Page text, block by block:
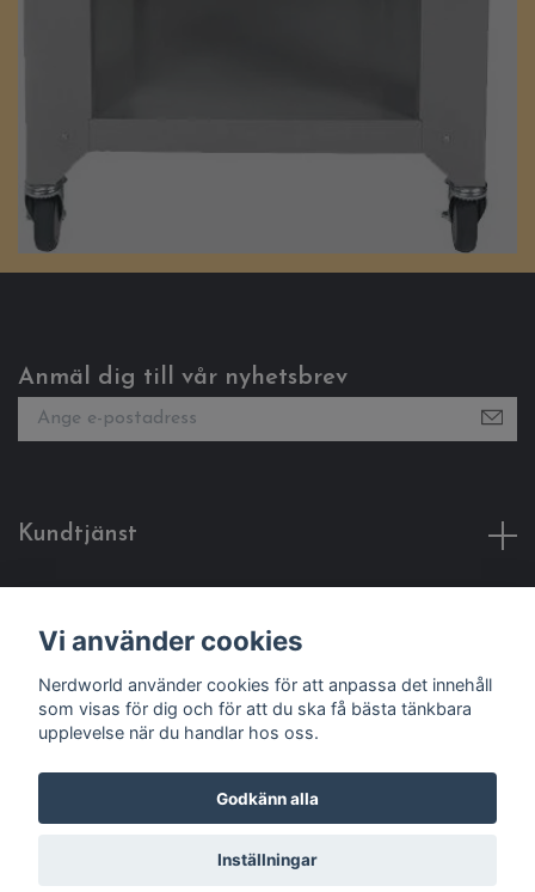
Anmäl dig till vår nyhetsbrev
Kundtjänst
Sociala medier
© 2026 Nerdworld
Vi använder cookies
Nerdworld använder cookies för att anpassa det innehåll
som visas för dig och för att du ska få bästa tänkbara
upplevelse när du handlar hos oss.
Godkänn alla
Inställningar